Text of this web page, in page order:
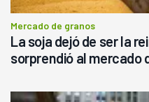
Mercado de granos
La soja dejó de ser la
sorprendió al mercado